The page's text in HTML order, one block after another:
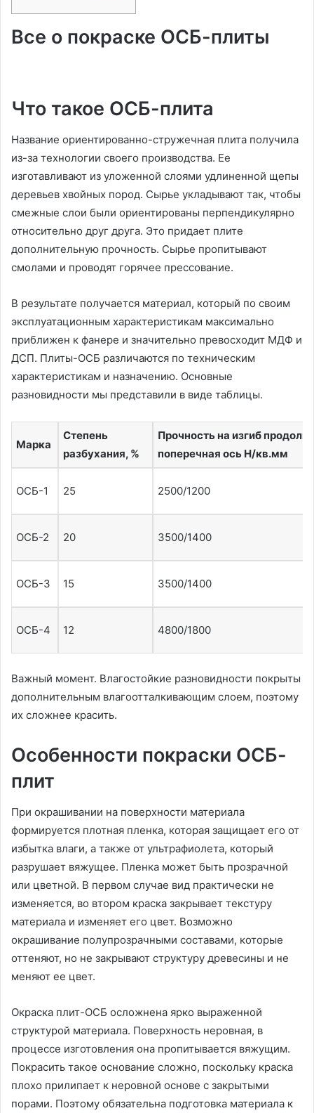
Все о покраске ОСБ-плиты
Что такое ОСБ-плита
Название ориентированно-стружечная плита получила
из-за технологии своего производства. Ее
изготавливают из уложенной слоями удлиненной щепы
деревьев хвойных пород. Сырье укладывают так, чтобы
смежные слои были ориентированы перпендикулярно
относительно друг друга. Это придает плите
дополнительную прочность. Сырье пропитывают
смолами и проводят горячее прессование.
В результате получается материал, который по своим
эксплуатационным характеристикам максимально
приближен к фанере и значительно превосходит МДФ и
ДСП. Плиты-ОСБ различаются по техническим
характеристикам и назначению. Основные
разновидности мы представили в виде таблицы.
Марка
Степень
разбухания, %
Прочность на изгиб
поперечная ось Н/кв.мм
ОСБ-1 25 2500/1200
ОСБ-2 20 3500/1400
ОСБ-3 15 3500/1400
ОСБ-4 12 4800/1800
Важный момент. Влагостойкие разновидности покрыты
дополнительным влагоотталкивающим слоем, поэтому
их сложнее красить.
Особенности покраски ОСБ-
плит
При окрашивании на поверхности материала
формируется плотная пленка, которая защищает его от
избытка влаги, а также от ультрафиолета, который
разрушает вяжущее. Пленка может быть прозрачной
или цветной. В первом случае вид практически не
изменяется, во втором краска закрывает текстуру
материала и изменяет его цвет. Возможно
окрашивание полупрозрачными составами, которые
оттеняют, но не закрывают структуру древесины и не
меняют ее цвет.
Окраска плит-ОСБ осложнена ярко выраженной
структурой материала. Поверхность неровная, в
процессе изготовления она пропитывается вяжущим.
Покрасить такое основание сложно, поскольку краска
плохо прилипает к неровной основе с закрытыми
порами. Поэтому обязательна подготовка материала к